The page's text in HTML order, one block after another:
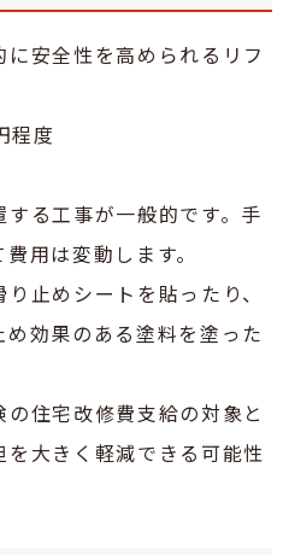
安全性を高められるリフ
程度
る工事が一般的です。手
用は変動します。
止めシートを貼ったり、
効果のある塗料を塗った
住宅改修費支給の対象と
大きく軽減できる可能性